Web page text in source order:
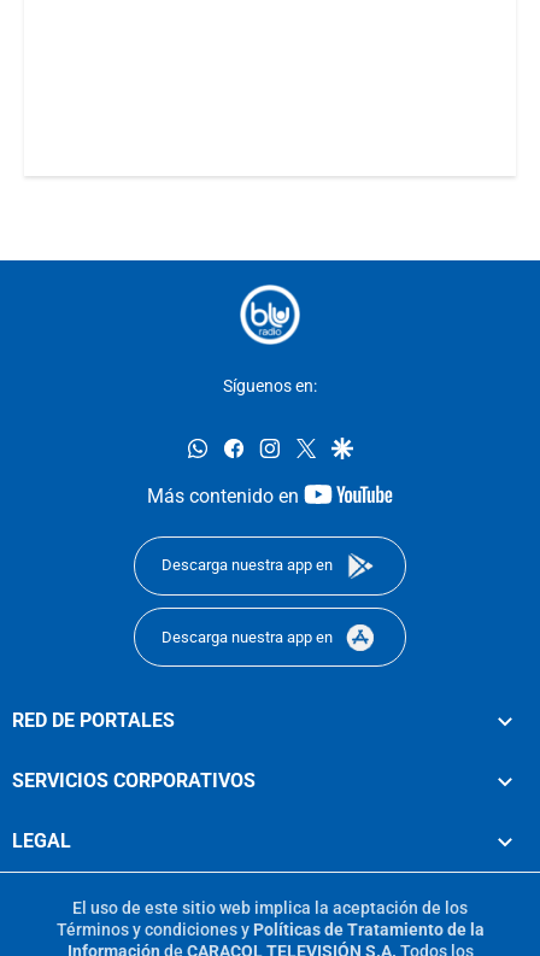
Síguenos en:
whatsappfacebookinstagram
twittergoogle
Más contenido en
youtube-
Descarga nuestra app en
Descarga nuestra app en
RED DE PORTALES
SERVICIOS CORPORATIVOS
LEGAL
El uso de este sitio web implica la aceptación de los
Términos y condicionesy Políticas de Tratamiento de la
Información de CARACOL TELEVISIÓN S.A. Todos los